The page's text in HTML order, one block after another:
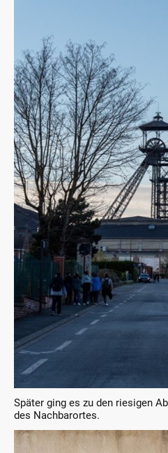
Später ging es zu den riesigen
des Nachbarortes.